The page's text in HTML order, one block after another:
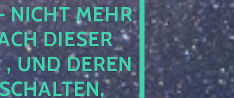
MEHR BE
DIESER NA
DEREN KI
EH